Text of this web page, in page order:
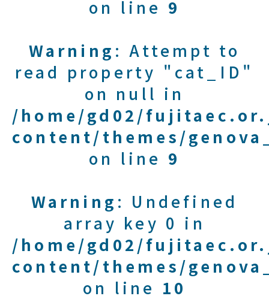
on line 9
Warning : Attempt to
read property "cat_ID"
on null in
/home/gd02/
content/themes/
on line 9
Warning : Undefined
array key 0 in
/home/gd02/
content/themes/
on line 10